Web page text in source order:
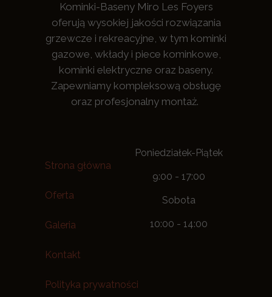
Kominki-Baseny Miro Les Foyers
oferują wysokiej jakości rozwiązania
grzewcze i rekreacyjne, w tym kominki
gazowe, wkłady i piece kominkowe,
kominki elektryczne oraz baseny.
Zapewniamy kompleksową obsługę
oraz profesjonalny montaż.
Strona główna
Oferta
Galeria
Kontakt
Polityka prywatności
Poniedziałek-Piątek
9:00 - 17:00
Sobota
10:00 - 14:00